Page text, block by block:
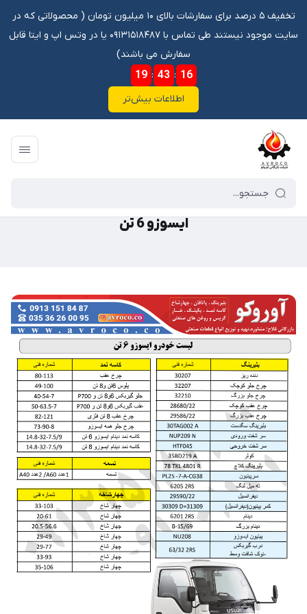
تخفیف ۵ درصد برای سفارشات بالای ۱۰ میلیون تومان ‌‌(‌‌ محصولاتی که در
سایت موجود نیستند طی تماس با ۰۹۱۳۱۵۱۸۴۸۷ یا در وتس اپ و ایتا قابل
سفارش می باشند)
19 : 43 : 16
اطلاعات بیش‌تر
فروشگاه آنلاین آوروکو
ایسوزو 6 تن